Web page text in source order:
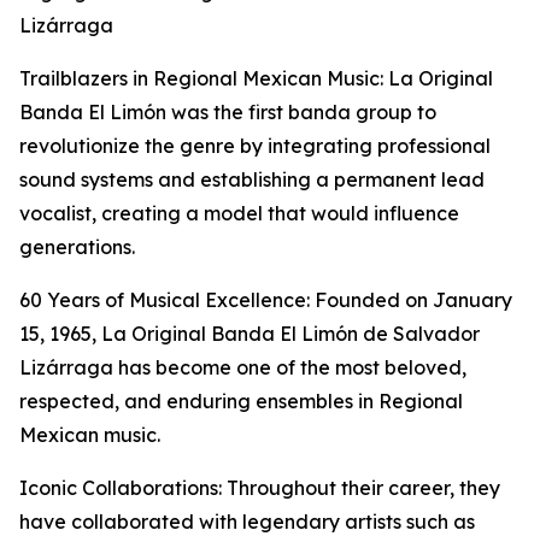
Lizárraga
Trailblazers in Regional Mexican Music: La Original
Banda El Limón was the first banda group to
revolutionize the genre by integrating professional
sound systems and establishing a permanent lead
vocalist, creating a model that would influence
generations.
60 Years of Musical Excellence: Founded on January
15, 1965, La Original Banda El Limón de Salvador
Lizárraga has become one of the most beloved,
respected, and enduring ensembles in Regional
Mexican music.
Iconic Collaborations: Throughout their career, they
have collaborated with legendary artists such as